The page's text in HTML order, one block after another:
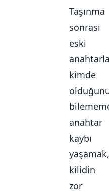
Taşınma
sonrası
eski
kimde
anahtar
kaybı
yaşamak,
kilidin
zor